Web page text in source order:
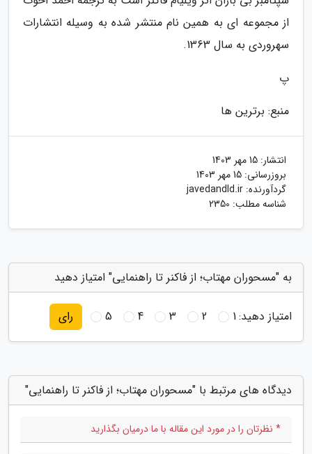
از مجموعه ای به همین نام منتشر شده به وسیله انتشارات
سهروردی به سال 1363.
پ
منبع: برترین ها
انتشار: 15 مهر 1403
بروزرسانی: 15 مهر 1403
گردآورنده: javedandld.ir
شناسه مطلب: 2350
به "مسحوران مهتاب؛ از فاکنر تا راهنمایی" امتیاز دهید
امتیاز دهید:1
2
3
4
5 رای
دیدگاه های مرتبط با "مسحوران مهتاب؛ از فاکنر تا راهنمایی"
* نظرتان را در مورد این مقاله با ما درمیان بگذارید